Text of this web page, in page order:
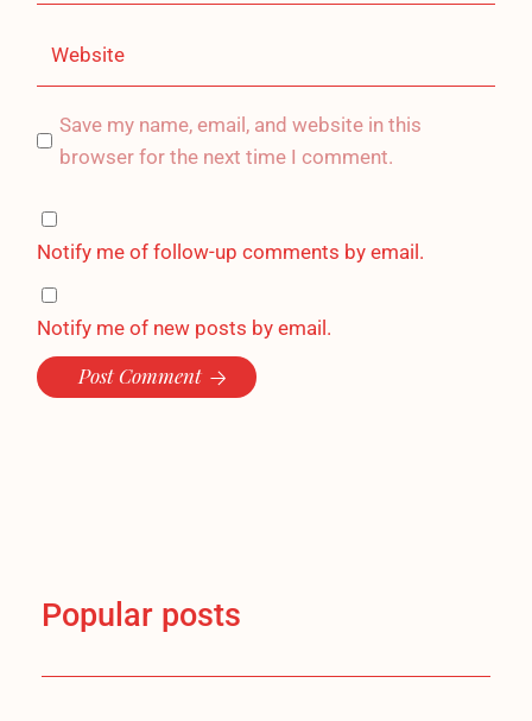
Save my name, email, and website in this
browser for the next time I comment.
Notify me of follow-up comments by email.
Notify me of new posts by email.
Post Comment
Popular posts